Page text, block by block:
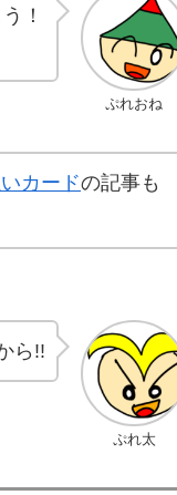
ぷれおね
！
カードの記事も
ぷれ太
ら!!